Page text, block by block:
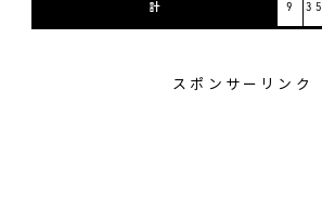
計 9 35
スポンサーリンク